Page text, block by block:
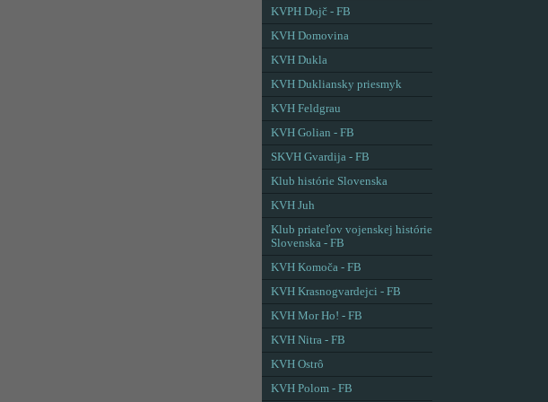
KVPH Dojč - FB
KVH Domovina
KVH Dukla
KVH Dukliansky priesmyk
KVH Feldgrau
KVH Golian - FB
SKVH Gvardija - FB
Klub histórie Slovenska
KVH Juh
Klub priateľov vojenskej histórie
Slovenska - FB
KVH Komoča - FB
KVH Krasnogvardejci - FB
KVH Mor Ho! - FB
KVH Nitra - FB
KVH Ostrô
KVH Polom - FB